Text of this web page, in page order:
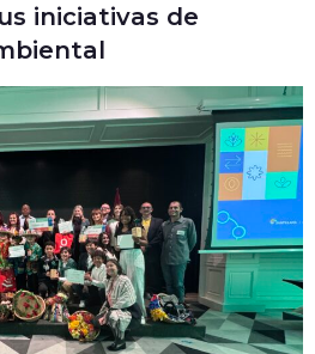
iniciativas de